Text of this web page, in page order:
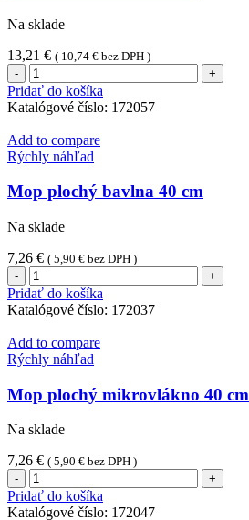
Na sklade
13,21 € ( 10,74 € bez DPH )
množstvo
Hliníková
násada
140
cm
Pridať do košíka
Katalógové číslo: 172057
Add to compare
Rýchly náhľad
Mop plochý bavlna 40 cm
Na sklade
7,26 € ( 5,90 € bez DPH )
množstvo
Mop
plochý
bavlna
40
cm
Pridať do košíka
Katalógové číslo: 172037
Add to compare
Rýchly náhľad
Mop plochý mikrovlákno 40 cm
Na sklade
7,26 € ( 5,90 € bez DPH )
množstvo
Mop
plochý
Pridať do košíka
Katalógové číslo: 172047